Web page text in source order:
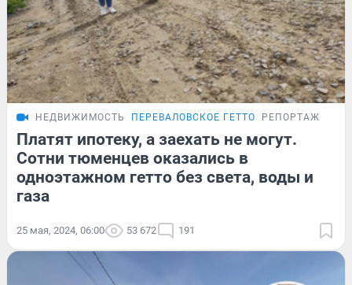
НЕДВИЖИМОСТЬ ПЕРЕВАЛОВСКОЕ ГЕТТО РЕПОРТАЖ
Платят ипотеку, а заехать не могут.
Сотни тюменцев оказались в
одноэтажном гетто без света, воды и
газа
25 мая, 2024, 06:00 53 672 191